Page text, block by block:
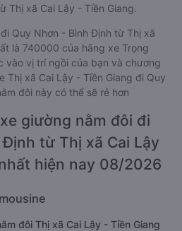
Thị xã Cai Lậy - Tiền Giang.
Quy Nhơn - Bình Định từ Thị xã
là 740000 của hãng xe Trọng
vào vị trí ngồi của bạn và chương
Thị xã Cai Lậy - Tiền Giang đi Quy
đôi này có thể sẽ rẻ hơn
giường nằm đôi đi
từ Thị xã Cai Lậy
hiện nay 08/2026
đôi Thị xã Cai Lậy - Tiền Giang